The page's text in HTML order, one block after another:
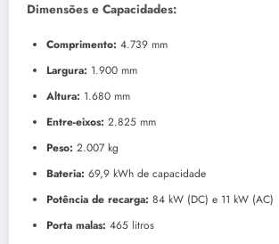
Dimensões e Capacidades:
Comprimento: 4.739 mm
Largura: 1.900 mm
Altura: 1.680 mm
Entre-eixos: 2.825 mm
Peso: 2.007 kg
Bateria: 69,9 kWh de capacidade
Potência de recarga: 84 kW (DC) e 11 kW (AC)
Porta malas: 465 litros